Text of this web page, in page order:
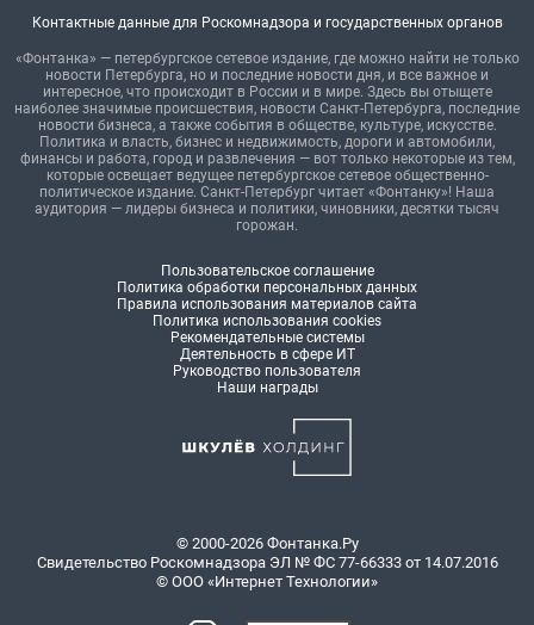
Контактные данные для Роскомнадзора и государственных органов
«Фонтанка» — петербургское сетевое издание, где можно найти не только
новости Петербурга, но и последние новости дня, и все важное и
интересное, что происходит в России и в мире. Здесь вы отыщете
наиболее значимые происшествия, новости Санкт-Петербурга, последние
новости бизнеса, а также события в обществе, культуре, искусстве.
Политика и власть, бизнес и недвижимость, дороги и автомобили,
финансы и работа, город и развлечения — вот только некоторые из тем,
которые освещает ведущее петербургское сетевое общественно-
политическое издание. Санкт-Петербург читает «Фонтанку»! Наша
аудитория — лидеры бизнеса и политики, чиновники, десятки тысяч
горожан.
Пользовательское соглашение
Политика обработки персональных данных
Правила использования материалов сайта
Политика использования cookies
Рекомендательные системы
Деятельность в сфере ИТ
Руководство пользователя
Наши награды
© 2000-2026 Фонтанка.Ру
Свидетельство Роскомнадзора ЭЛ № ФС 77-66333 от 14.07.2016
© ООО «Интернет Технологии»